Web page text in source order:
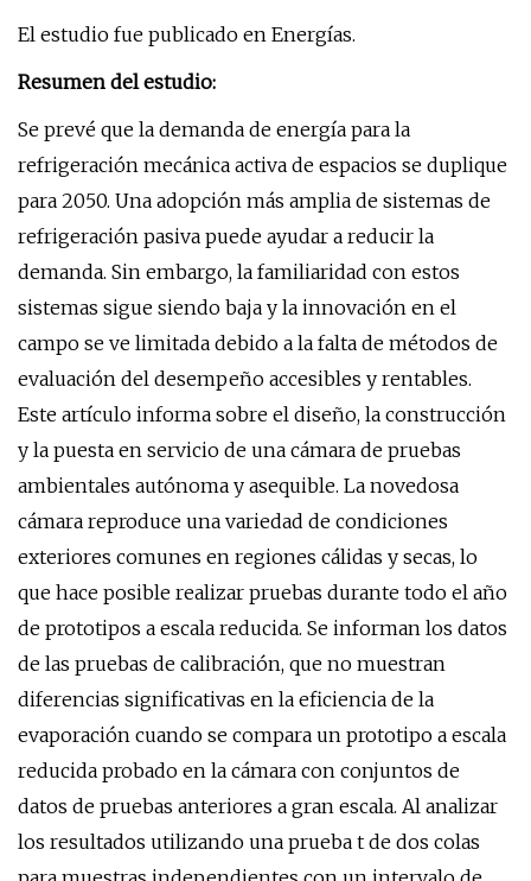
El estudio fue publicado en Energías.
Resumen del estudio:
Se prevé que la demanda de energía para la
refrigeración mecánica activa de espacios se duplique
para 2050. Una adopción más amplia de sistemas de
refrigeración pasiva puede ayudar a reducir la
demanda. Sin embargo, la familiaridad con estos
sistemas sigue siendo baja y la innovación en el
campo se ve limitada debido a la falta de métodos de
evaluación del desempeño accesibles y rentables.
Este artículo informa sobre el diseño, la construcción
y la puesta en servicio de una cámara de pruebas
ambientales autónoma y asequible. La novedosa
cámara reproduce una variedad de condiciones
exteriores comunes en regiones cálidas y secas, lo
que hace posible realizar pruebas durante todo el año
de prototipos a escala reducida. Se informan los datos
de las pruebas de calibración, que no muestran
diferencias significativas en la eficiencia de la
evaporación cuando se compara un prototipo a escala
reducida probado en la cámara con conjuntos de
datos de pruebas anteriores a gran escala. Al analizar
los resultados utilizando una prueba t de dos colas